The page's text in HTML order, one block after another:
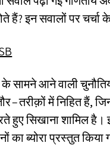
हैं? इन सवालों पर चर्चा
के सामने आने वाली
– तरीक़ों में निहित हैं,
हुए सिखाना शामिल
ब्योरा प्रस्तुत किया